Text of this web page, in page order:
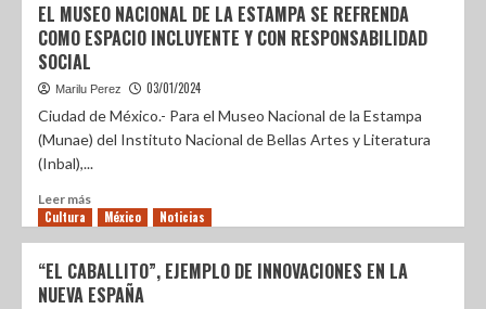
EL MUSEO NACIONAL DE LA ESTAMPA SE REFRENDA
COMO ESPACIO INCLUYENTE Y CON RESPONSABILIDAD
SOCIAL
Marilu Perez 03/01/2024
Ciudad de México.- Para el Museo Nacional de la Estampa
(Munae) del Instituto Nacional de Bellas Artes y Literatura
(Inbal),...
Leer más
Cultura México Noticias
“EL CABALLITO”, EJEMPLO DE INNOVACIONES EN LA
NUEVA ESPAÑA